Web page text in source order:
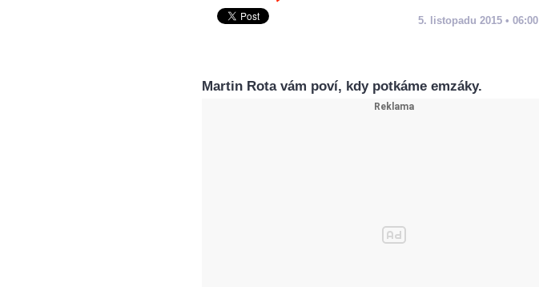
5. listopadu 2015 • 06:00
Martin Rota vám poví, kdy potkáme emzáky.